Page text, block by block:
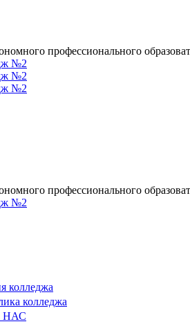
профессионального
№2
№2
№2
профессионального
№2
колледжа
колледжа
НАС